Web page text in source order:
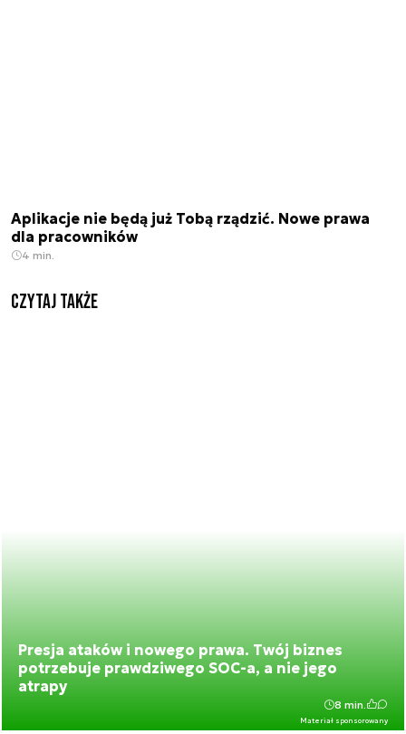
Aplikacje nie będą już Tobą rządzić. Nowe prawa
dla pracowników
4 min.
Czytaj także
Presja ataków i nowego prawa. Twój biznes
potrzebuje prawdziwego SOC-a, a nie jego
atrapy
Materiał sponsorowany
8 min.